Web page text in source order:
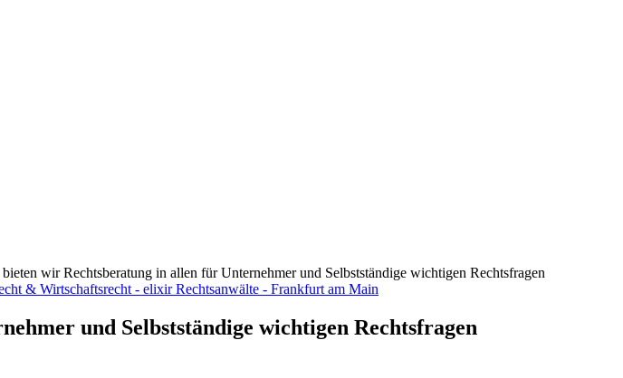
wir Rechtsberatung in allen für Unternehmer und Selbstständige wichtigen Rechtsfragen
und Selbstständige wichtigen Rechtsfragen